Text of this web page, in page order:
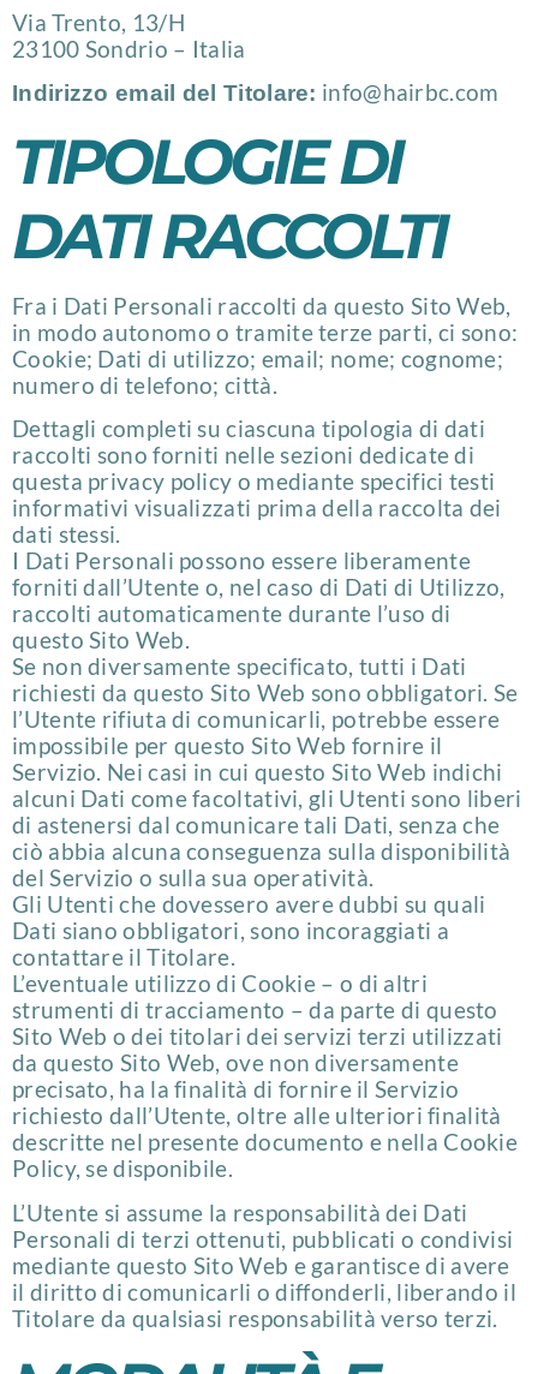
Via Trento, 13/H
23100 Sondrio – Italia
Indirizzo email del Titolare: info@hairbc.com
TIPOLOGIE DI
DATI RACCOLTI
Fra i Dati Personali raccolti da questo Sito Web,
in modo autonomo o tramite terze parti, ci sono:
Cookie; Dati di utilizzo; email; nome; cognome;
numero di telefono; città.
Dettagli completi su ciascuna tipologia di dati
raccolti sono forniti nelle sezioni dedicate di
questa privacy policy o mediante specifici testi
informativi visualizzati prima della raccolta dei
dati stessi.
I Dati Personali possono essere liberamente
forniti dall’Utente o, nel caso di Dati di Utilizzo,
raccolti automaticamente durante l’uso di
questo Sito Web.
Se non diversamente specificato, tutti i Dati
richiesti da questo Sito Web sono obbligatori. Se
l’Utente rifiuta di comunicarli, potrebbe essere
impossibile per questo Sito Web fornire il
Servizio. Nei casi in cui questo Sito Web indichi
alcuni Dati come facoltativi, gli Utenti sono liberi
di astenersi dal comunicare tali Dati, senza che
ciò abbia alcuna conseguenza sulla disponibilità
del Servizio o sulla sua operatività.
Gli Utenti che dovessero avere dubbi su quali
Dati siano obbligatori, sono incoraggiati a
contattare il Titolare.
L’eventuale utilizzo di Cookie – o di altri
strumenti di tracciamento – da parte di questo
Sito Web o dei titolari dei servizi terzi utilizzati
da questo Sito Web, ove non diversamente
precisato, ha la finalità di fornire il Servizio
richiesto dall’Utente, oltre alle ulteriori finalità
descritte nel presente documento e nella Cookie
Policy, se disponibile.
L’Utente si assume la responsabilità dei Dati
Personali di terzi ottenuti, pubblicati o condivisi
mediante questo Sito Web e garantisce di avere
il diritto di comunicarli o diffonderli, liberando il
Titolare da qualsiasi responsabilità verso terzi.